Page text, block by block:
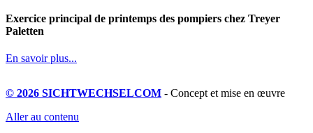
Exercice principal de printemps des pompiers chez Treyer
Paletten
En savoir plus...
© 2026 SICHTWECHSELCOM - Concept et mise en œuvre
Aller au contenu